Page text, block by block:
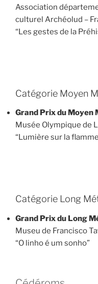
Association
culturel Archéolud –
“Les gestes de la
Catégorie Moyen
Grand Prix du Moyen
Musée Olympique de
“Lumière sur la
Catégorie Long
Grand Prix du Long
Museu de Francisco
“O linho é um sonho”